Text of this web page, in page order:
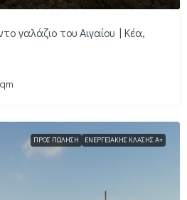
γαλάζιο του Αιγαίου | Κέα,
ΠΡΟΣ ΠΏΛΗΣΗ ΕΝΕΡΓΕΙΑΚΉΣ ΚΛΆΣΗΣ Α+